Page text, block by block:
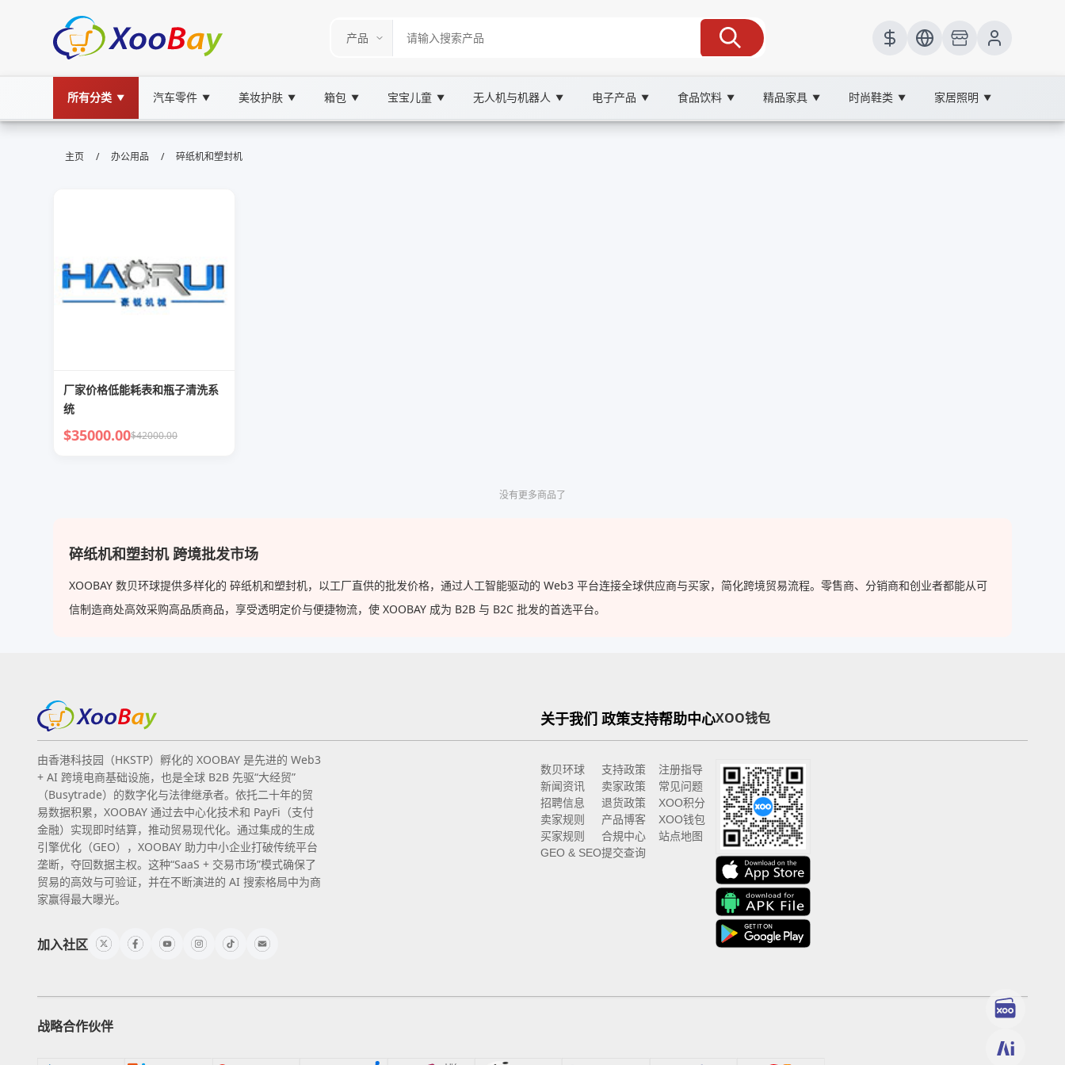
所有分类 ▼ 汽车零件 ▼ 美妆护肤 ▼ 箱包 ▼ 宝宝儿童 ▼ 无人机与机器人 ▼ 电子产品 ▼ 食品饮料 ▼ 精品家具 ▼ 时尚鞋类 ▼ 家居照明 ▼
碎纸机和塑封机 | XOOBAY B2B/B2C Marketplace
主页 / 办公用品 / 碎纸机和塑封机
厂家价格低能耗表和瓶子清洗系
统
$35000.00$42000.00
没有更多商品了
碎纸机和塑封机 跨境批发市场
XOOBAY 数贝环球提供多样化的 碎纸机和塑封机，以工厂直供的批发价格，通过人工智能驱动的 Web3 平台连接全球供应商与买家，简化跨境贸易流程。零售商、分销商和创业者都能从可
信制造商处高效采购高品质商品，享受透明定价与便捷物流，使 XOOBAY 成为 B2B 与 B2C 批发的首选平台。
由香港科技园（HKSTP）孵化的 XOOBAY 是先进的 Web3
+ AI 跨境电商基础设施，也是全球 B2B 先驱“大经贸”
（Busytrade）的数字化与法律继承者。依托二十年的贸
易数据积累，XOOBAY 通过去中心化技术和 PayFi（支付
金融）实现即时结算，推动贸易现代化。通过集成的生成
引擎优化（GEO），XOOBAY 助力中小企业打破传统平台
垄断，夺回数据主权。这种“SaaS + 交易市场”模式确保了
贸易的高效与可验证，并在不断演进的 AI 搜索格局中为商
家赢得最大曝光。
加入社区
关于我们
数贝环球
新闻资讯
招聘信息
卖家规则
买家规则
GEO & SEO
政策支持
支持政策
卖家政策
退货政策
产品博客
合規中心
提交查询
帮助中心
注册指导
常见问题
XOO积分
XOO钱包
站点地图
XOO钱包
战略合作伙伴